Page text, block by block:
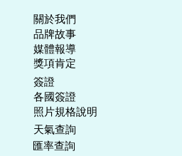
關於我們
​品牌故事
媒體報導
​獎項肯定
​簽證
各國簽證
照片規格說明
天氣查詢
匯率查詢